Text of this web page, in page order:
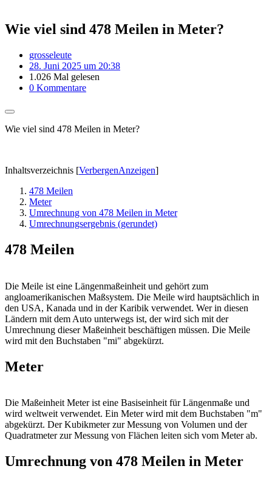
Wie viel sind 478 Meilen in Meter?
grosseleute
28. Juni 2025 um 20:38
1.026 Mal gelesen
0 Kommentare
Wie viel sind 478 Meilen in Meter?
Inhaltsverzeichnis [VerbergenAnzeigen]
478 Meilen
Meter
Umrechnung von 478 Meilen in Meter
Umrechnungsergebnis (gerundet)
478 Meilen
Die Meile ist eine Längenmaßeinheit und gehört zum
angloamerikanischen Maßsystem. Die Meile wird hauptsächlich in
den USA, Kanada und in der Karibik verwendet. Wer in diesen
Ländern mit dem Auto unterwegs ist, der wird sich mit der
Umrechnung dieser Maßeinheit beschäftigen müssen. Die Meile
wird mit den Buchstaben "mi" abgekürzt.
Meter
Die Maßeinheit Meter ist eine Basiseinheit für Längenmaße und
wird weltweit verwendet. Ein Meter wird mit dem Buchstaben "m"
abgekürzt. Der Kubikmeter zur Messung von Volumen und der
Quadratmeter zur Messung von Flächen leiten sich vom Meter ab.
Umrechnung von 478 Meilen in Meter